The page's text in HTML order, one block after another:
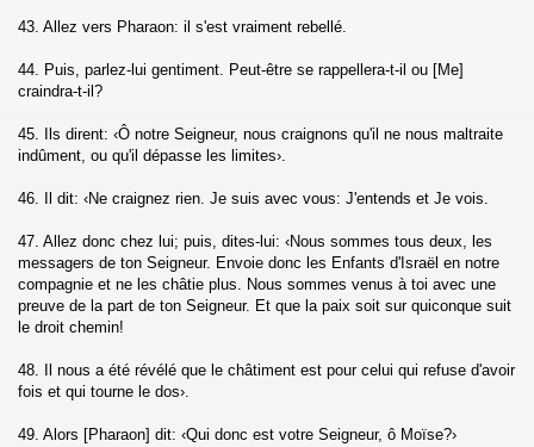
43. Allez vers Pharaon: il s'est vraiment rebellé.
44. Puis, parlez-lui gentiment. Peut-être se rappellera-t-il ou [Me]
craindra-t-il?
45. Ils dirent: ‹Ô notre Seigneur, nous craignons qu'il ne nous maltraite
indûment, ou qu'il dépasse les limites›.
46. Il dit: ‹Ne craignez rien. Je suis avec vous: J'entends et Je vois.
47. Allez donc chez lui; puis, dites-lui: ‹Nous sommes tous deux, les
messagers de ton Seigneur. Envoie donc les Enfants d'Israël en notre
compagnie et ne les châtie plus. Nous sommes venus à toi avec une
preuve de la part de ton Seigneur. Et que la paix soit sur quiconque suit
le droit chemin!
48. Il nous a été révélé que le châtiment est pour celui qui refuse d'avoir
fois et qui tourne le dos›.
49. Alors [Pharaon] dit: ‹Qui donc est votre Seigneur, ô Moïse?›
(Al-Fath)
Hujurat)